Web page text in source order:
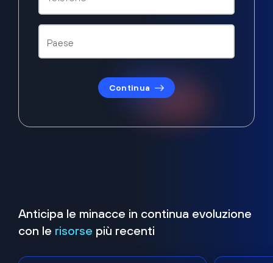
Continua
Anticipa le minacce in continua evoluzione
con le risorse più recenti